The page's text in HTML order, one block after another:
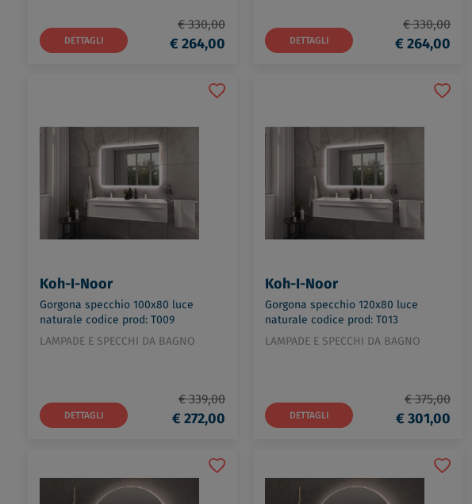
DETTAGLI
€ 330,00
€ 264,00 DETTAGLI
€ 330,00
€ 264,00
Koh-I-Noor
Gorgona specchio 100x80 luce
naturale codice prod: T009
LAMPADE E SPECCHI DA BAGNO
DETTAGLI
€ 339,00
€ 272,00
Koh-I-Noor
Gorgona specchio 120x80 luce
naturale codice prod: T013
LAMPADE E SPECCHI DA BAGNO
DETTAGLI
€ 375,00
€ 301,00